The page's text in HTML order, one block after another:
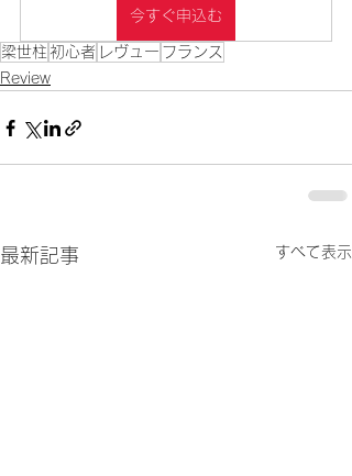
今すぐ申込む
梁世柱 初心者 レヴュー フランス
Review
最新記事 すべて表示